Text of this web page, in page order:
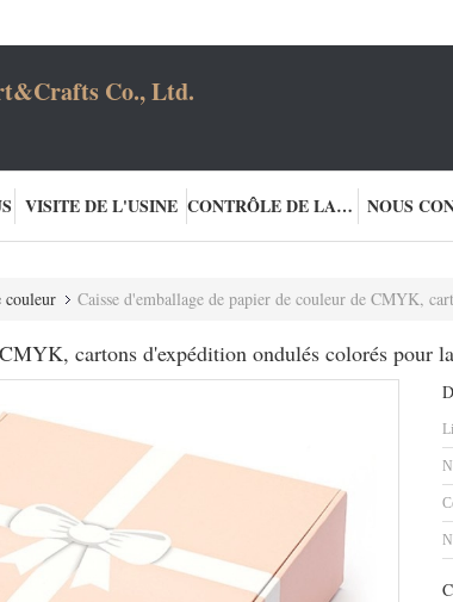
Co., Ltd.
VISITE DE L'USINE CONTRÔLE DE LA QUALITÉ NOUS
couleur Caisse d'emballage de papier de couleur de CMYK,
cartons d'expédition ondulés colorés pour